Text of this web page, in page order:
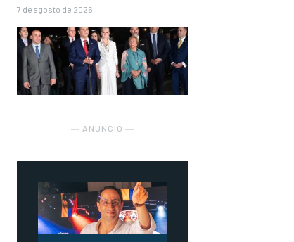
7 de agosto de 2026
― ANUNCIO ―